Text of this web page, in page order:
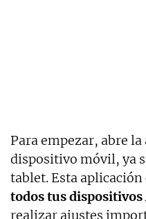
Para empezar, abre
dispositivo móvil, ya
tablet. Esta aplicación
todos tus dispositivos
realizar ajustes